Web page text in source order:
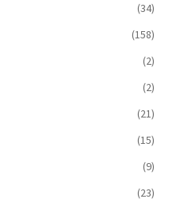
(34)
(158)
(2)
(2)
(21)
(15)
(9)
(23)